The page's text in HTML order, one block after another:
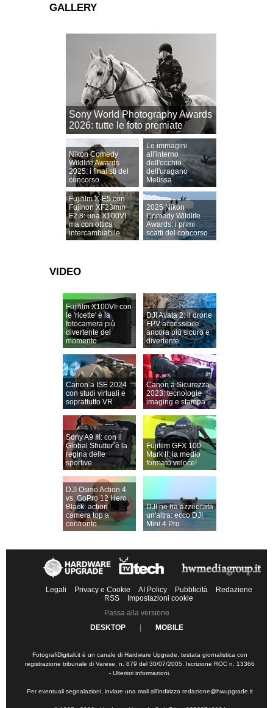
GALLERY
Sony World Photography Awards
2026: tutte le foto premiate
Nikon Comedy
Wildlife Awards
2025: i finalisti del
concorso
Le immagini
all'interno
dell'occhio
dell'uragano
Melissa
Fujifilm X-E5 con
Fujinon XF23mm
F2.8: una X100VI
ma con ottica
intercambiabile
2025 Nikon
Comedy Wildlife
Awards: i primi
scatti del concorso
VIDEO
Fujifilm X100VI: con
le 'ricette' è la
fotocamera più
divertente del
momento
DJI Avata 2: il drone
FPV accessibile
ancora più sicuro e
divertente
Canon a ISE 2024
con studi virtuali e
soprattutto VR
Canon a Sicurezza
2023: tecnologie
imaging e stampa
Sony A9 III: con il
Global Shutter è la
regina delle
sportive
Fujifilm GFX 100
Mark II: la medio
formato veloce!
DJI Osmo Action 4
vs. GoPro 12 Hero
Black: action
camera top a
confronto
DJI ne ha azzeccata
un'altra: ecco DJI
Mini 4 Pro
Legali Privacy e Cookie AI Policy Pubblicità
Redazione
RSS
Impostazioni cookie
Passa alla versione
DESKTOP
| MOBILE
FotografiDigitali.it è un canale di Hardware Upgrade, testata giornalistica con
registrazione tribunale di Varese, n. 879 del 30/07/2005. Iscrizione ROC n. 13366
- Ulteriori informazioni.
Per eventuali segnalazioni, inviare una mail all'indirizzo redazione@hwupgrade.it